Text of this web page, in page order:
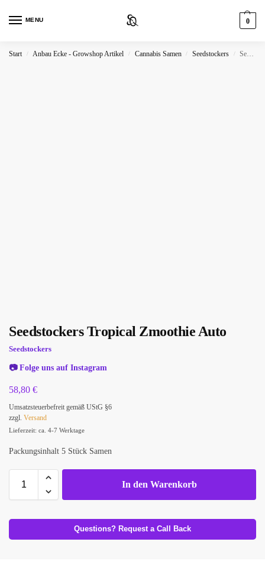
MENU 0
Start / Anbau Ecke - Growshop Artikel / Cannabis Samen / Seedstockers / Seedstockers Tropical Zmoothie Auto
Seedstockers Tropical Zmoothie Auto
Seedstockers
📷Folge uns auf Instagram
58,80 €
Umsatzsteuerbefreit gemäß UStG §6
zzgl. Versand
Lieferzeit: ca. 4-7 Werktage
Packungsinhalt 5 Stück Samen
In den Warenkorb
Questions? Request a Call Back